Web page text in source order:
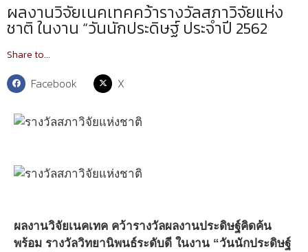
ผลงานวิจัยเนคเทคคว้ารางวัลสภาวิจัยแห่ง
ชาติ ในงาน “วันนักประดิษฐ์ ประจำปี 2562
Share to...
Facebook X
ผลงานวิจัยเนคเทค คว้ารางวัลผลงานประดิษฐ์คิดค้น
พร้อม รางวัลวิทยานิพนธ์ระดับดี ในงาน “วันนักประดิษฐ์